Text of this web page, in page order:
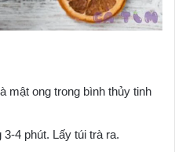
mật ong trong bình thủy tinh
4 phút. Lấy túi trà ra.